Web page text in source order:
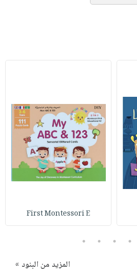
First Montessori E
2
3
4
5
المزيد من البنود »